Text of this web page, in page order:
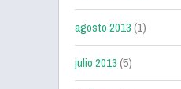
agosto 2013(1)
julio 2013(5)